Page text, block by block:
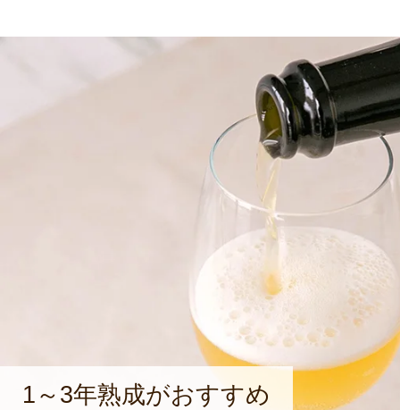
1～3年熟成がおすすめ